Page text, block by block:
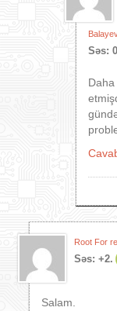
Səs:
Root For
Səs: +2.
Salam.